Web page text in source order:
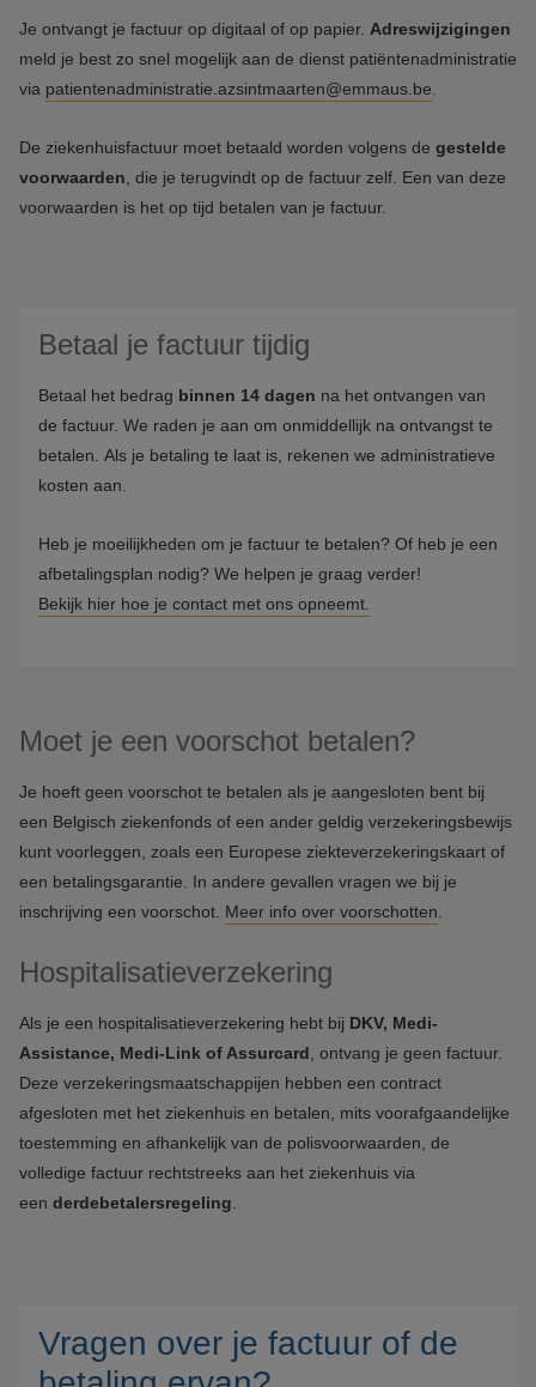
Je ontvangt je factuur op digitaal of op papier. Adreswijzigingen
meld je best zo snel mogelijk aan de dienst patiëntenadministratie
via patientenadministratie.azsintmaarten@emmaus.be
De ziekenhuisfactuur moet betaald worden volgens de gestelde
voorwaarden , die je terugvindt op de factuur zelf. Een van deze
voorwaarden is het op tijd betalen van je factuur.
Betaal je factuur tijdig
Betaal het bedrag binnen 14 dagen na het ontvangen van
de factuur. We raden je aan om onmiddellijk na ontvangst te
betalen. Als je betaling te laat is, rekenen we administratieve
kosten aan.
Heb je moeilijkheden om je factuur te betalen? Of heb je een
afbetalingsplan nodig? We helpen je graag verder!
Bekijk hier hoe je contact met ons opneemt.
Moet je een voorschot betalen?
Je hoeft geen voorschot te betalen als je aangesloten bent bij
een Belgisch ziekenfonds of een ander geldig verzekeringsbewijs
kunt voorleggen, zoals een Europese ziekteverzekeringskaart of
een betalingsgarantie. In andere gevallen vragen we bij je
inschrijving een voorschot. Meer info over voorschotten
Hospitalisatieverzekering
Als je een hospitalisatieverzekering hebt bij DKV, Medi-
Assistance, Medi-Link of Assurcard , ontvang je geen factuur.
Deze verzekeringsmaatschappijen hebben een contract
afgesloten met het ziekenhuis en betalen, mits voorafgaandelijke
toestemming en afhankelijk van de polisvoorwaarden, de
volledige factuur rechtstreeks aan het ziekenhuis via
een derdebetalersregeling
Vragen over je factuur of de